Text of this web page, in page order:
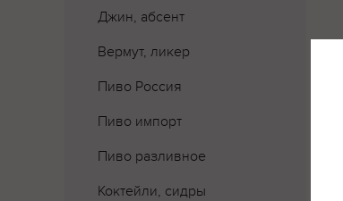
Джин, абсент
Вермут, ликер
Пиво Россия
Пиво импорт
Пиво разливное
Коктейли, сидры